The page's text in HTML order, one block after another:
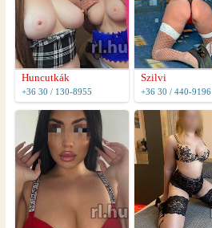
Huncutkák
+36 30 / 130-8955
Szilvi
+36 30 / 440-9196